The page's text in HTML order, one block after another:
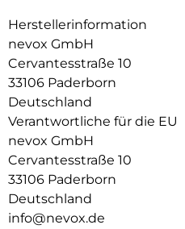
schützen Sie die Linsen vor
Zwischenräumen.
Herstellerinformation
nevox GmbH
Cervantesstraße 10
33106 Paderborn
Deutschland
Verantwortliche für die EU
nevox GmbH
Cervantesstraße 10
33106 Paderborn
Deutschland
info@nevox.de